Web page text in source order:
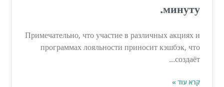
минуту.
Примечательно, что участие в различных акциях и
программах лояльности приносит кэшбэк, что
создаёт...
קרא עוד »